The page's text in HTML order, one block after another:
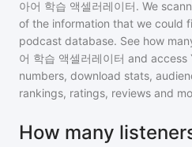
아어 학습 액셀러레이터. We
of the information that we could
podcast database. See how
어 학습 액셀러레이터 and access
numbers, download stats,
rankings, ratings, reviews and
How many